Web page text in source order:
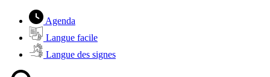
Agenda
Langue facile
Langue des signes